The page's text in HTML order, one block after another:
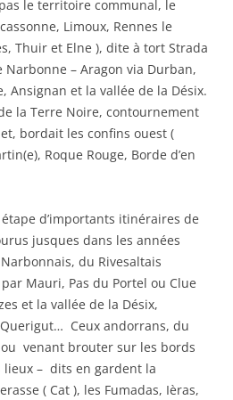
le territoire communal, le
Limoux, Rennes le
Thuir et Elne ), dite à tort Strada
Narbonne – Aragon via Durban,
Ansignan et la vallée de la Désix.
la Terre Noire, contournement
bordait les confins ouest (
Roque Rouge, Borde d’en
d’importants itinéraires de
jusques dans les années
du Rivesaltais
Mauri, Pas du Portel ou Clue
et la vallée de la Désix,
Ceux andorrans, du
venant brouter sur les bords
lieux – dits en gardent la
( Cat ), les Fumadas, Ièras,